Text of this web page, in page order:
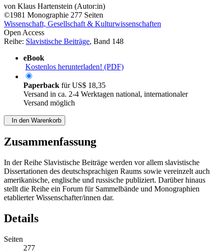
vonKlaus Hartenstein (Autor:in)
©1981 Monographie 277 Seiten
Wissenschaft, Gesellschaft & Kulturwissenschaften
Open Access
eBook
Kostenlos herunterladen! (PDF)
PaperbackfürUS$ 18,35
Versand in ca. 2-4 Werktagen national, internationaler
Zusammenfassung
In der Reihe Slavistische Beiträge werden vor allem slavistische
Dissertationen des deutschsprachigen Raums sowie vereinzelt auch
amerikanische, englische und russische publiziert. Darüber hinaus
stellt die Reihe ein Forum für Sammelbände und Monographien